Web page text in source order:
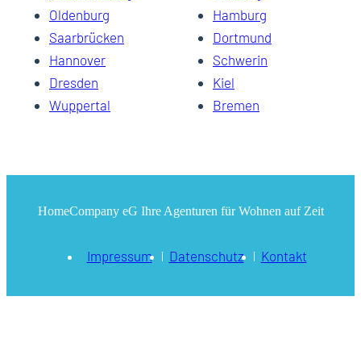
Oldenburg
Hamburg
Saarbrücken
Dortmund
Hannover
Schwerin
Dresden
Kiel
Wuppertal
Bremen
HomeCompany eG Ihre Agenturen für Wohnen auf Zeit
Impressum Datenschutz Kontakt